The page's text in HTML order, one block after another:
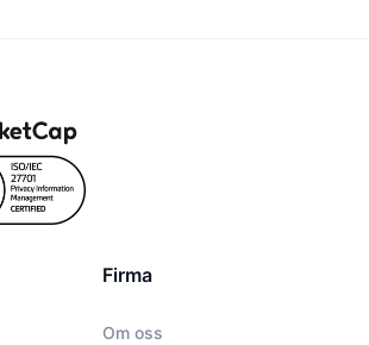
Firma
Om oss